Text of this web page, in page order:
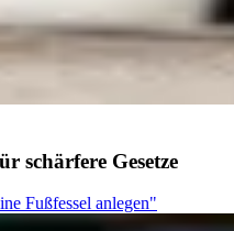
schärfere Gesetze
Fußfessel anlegen"